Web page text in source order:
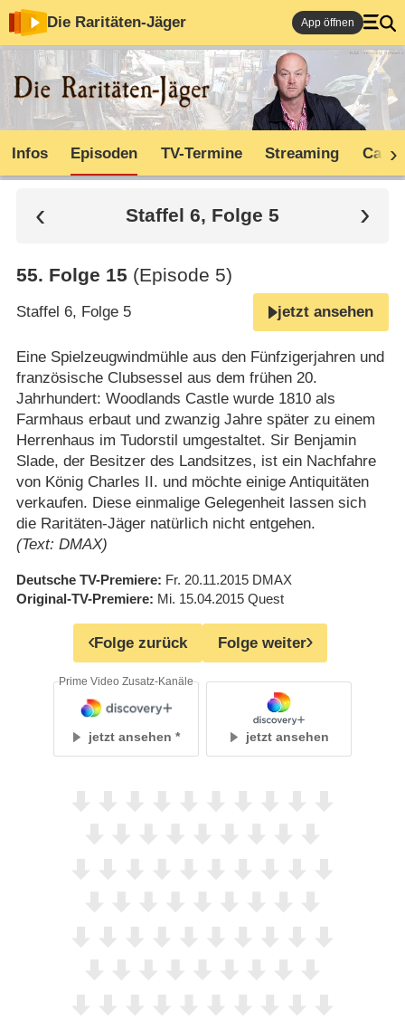
Die Raritäten-Jäger App öffnen
Infos Episoden TV-Termine Streaming Cast
Staffel 6, Folge 5
55. Folge 15 (Episode 5)
Staffel 6, Folge 5 jetzt ansehen
Eine Spielzeugwindmühle aus den Fünfzigerjahren und
französische Clubsessel aus dem frühen 20.
Jahrhundert: Woodlands Castle wurde 1810 als
Farmhaus erbaut und zwanzig Jahre später zu einem
Herrenhaus im Tudorstil umgestaltet. Sir Benjamin
Slade, der Besitzer des Landsitzes, ist ein Nachfahre
von König Charles II. und möchte einige Antiquitäten
verkaufen. Diese einmalige Gelegenheit lassen sich
die Raritäten-Jäger natürlich nicht entgehen.
(Text: DMAX)
Deutsche TV-Premiere Fr. 20.11.2015 DMAX
Original-TV-Premiere Mi. 15.04.2015 Quest
Folge zurück Folge weiter
jetzt ansehen
Prime Video Zusatz-Kanäle
jetzt ansehen